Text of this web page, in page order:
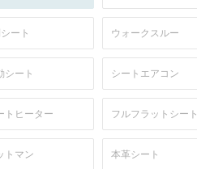
ート ウォークスルー
シート シートエアコン
トヒーター フルフラットシート
トマン 本革シート